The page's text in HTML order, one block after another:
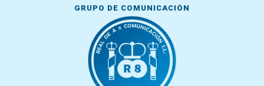
GRUPO DE COMUNICACIÓN